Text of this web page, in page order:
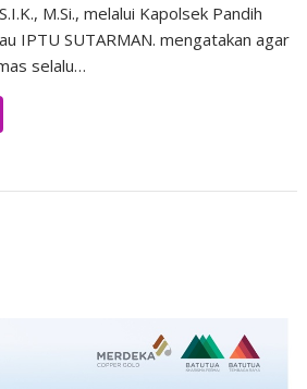
M.Si., melalui Kapolsek Pandih
IPTU SUTARMAN. mengatakan agar
selalu…